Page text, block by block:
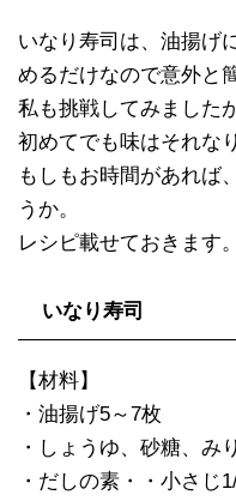
いなり寿司は、油揚げ
めるだけなので意外と
私も挑戦してみました
初めてでも味はそれな
もしもお時間があれば
うか。
レシピ載せておきます。
いなり寿司
【材料】
・油揚げ5～7枚
・しょうゆ、砂糖、み
・だしの素・・小さじ